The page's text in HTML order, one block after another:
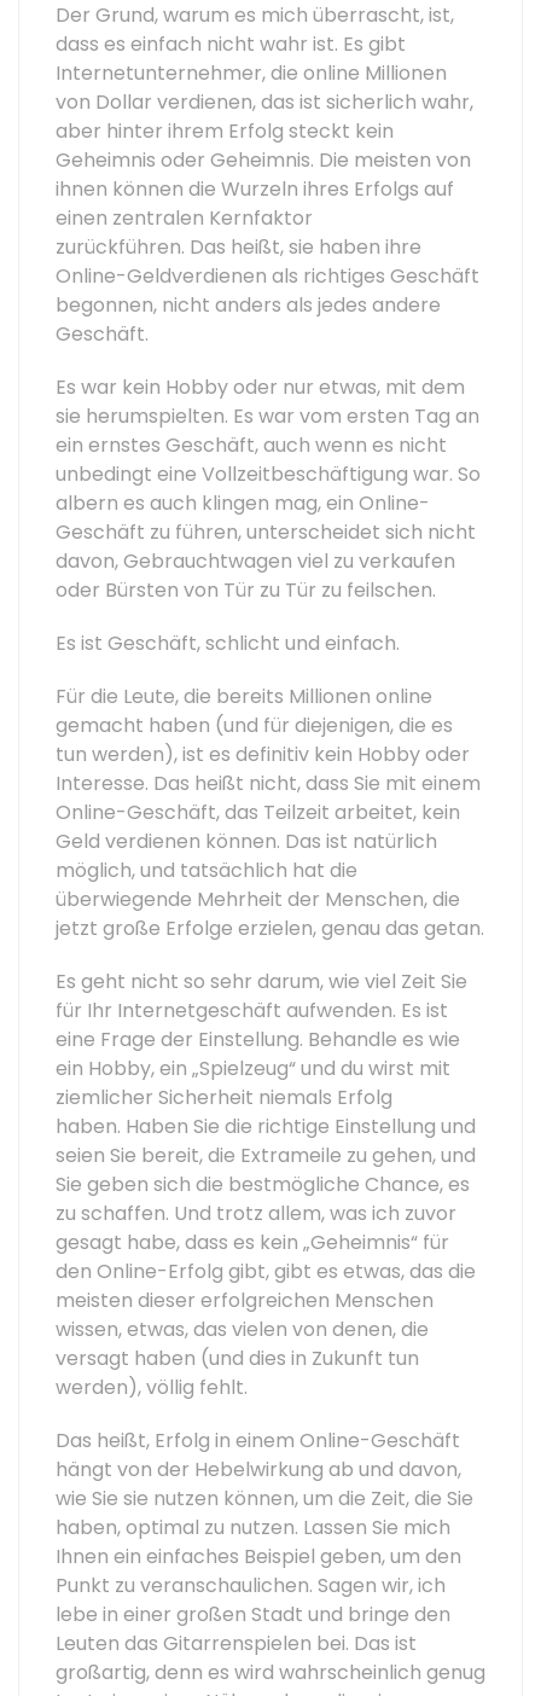
Der Grund, warum es mich überrascht, ist,
dass es einfach nicht wahr ist. Es gibt
Internetunternehmer, die online Millionen
von Dollar verdienen, das ist sicherlich wahr,
aber hinter ihrem Erfolg steckt kein
Geheimnis oder Geheimnis. Die meisten von
ihnen können die Wurzeln ihres Erfolgs auf
einen zentralen Kernfaktor
zurückführen. Das heißt, sie haben ihre
Online-Geldverdienen als richtiges Geschäft
begonnen, nicht anders als jedes andere
Geschäft.
Es war kein Hobby oder nur etwas, mit dem
sie herumspielten. Es war vom ersten Tag an
ein ernstes Geschäft, auch wenn es nicht
unbedingt eine Vollzeitbeschäftigung war. So
albern es auch klingen mag, ein Online-
Geschäft zu führen, unterscheidet sich nicht
davon, Gebrauchtwagen viel zu verkaufen
oder Bürsten von Tür zu Tür zu feilschen.
Es ist Geschäft, schlicht und einfach.
Für die Leute, die bereits Millionen online
gemacht haben (und für diejenigen, die es
tun werden), ist es definitiv kein Hobby oder
Interesse. Das heißt nicht, dass Sie mit einem
Online-Geschäft, das Teilzeit arbeitet, kein
Geld verdienen können. Das ist natürlich
möglich, und tatsächlich hat die
überwiegende Mehrheit der Menschen, die
jetzt große Erfolge erzielen, genau das getan.
Es geht nicht so sehr darum, wie viel Zeit Sie
für Ihr Internetgeschäft aufwenden. Es ist
eine Frage der Einstellung. Behandle es wie
ein Hobby, ein „Spielzeug“ und du wirst mit
ziemlicher Sicherheit niemals Erfolg
haben. Haben Sie die richtige Einstellung und
seien Sie bereit, die Extrameile zu gehen, und
Sie geben sich die bestmögliche Chance, es
zu schaffen. Und trotz allem, was ich zuvor
gesagt habe, dass es kein „Geheimnis“ für
den Online-Erfolg gibt, gibt es etwas, das die
meisten dieser erfolgreichen Menschen
wissen, etwas, das vielen von denen, die
versagt haben (und dies in Zukunft tun
werden), völlig fehlt.
Das heißt, Erfolg in einem Online-Geschäft
hängt von der Hebelwirkung ab und davon,
wie Sie sie nutzen können, um die Zeit, die Sie
haben, optimal zu nutzen. Lassen Sie mich
Ihnen ein einfaches Beispiel geben, um den
Punkt zu veranschaulichen. Sagen wir, ich
lebe in einer großen Stadt und bringe den
Leuten das Gitarrenspielen bei. Das ist
großartig, denn es wird wahrscheinlich genug